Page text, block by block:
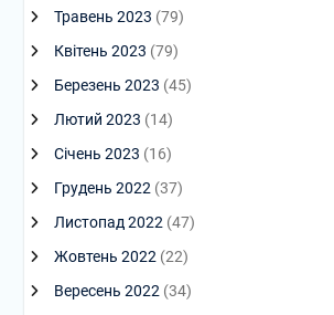
Травень 2023 (79)
Квітень 2023 (79)
Березень 2023 (45)
Лютий 2023 (14)
Січень 2023 (16)
Грудень 2022 (37)
Листопад 2022 (47)
Жовтень 2022 (22)
Вересень 2022 (34)